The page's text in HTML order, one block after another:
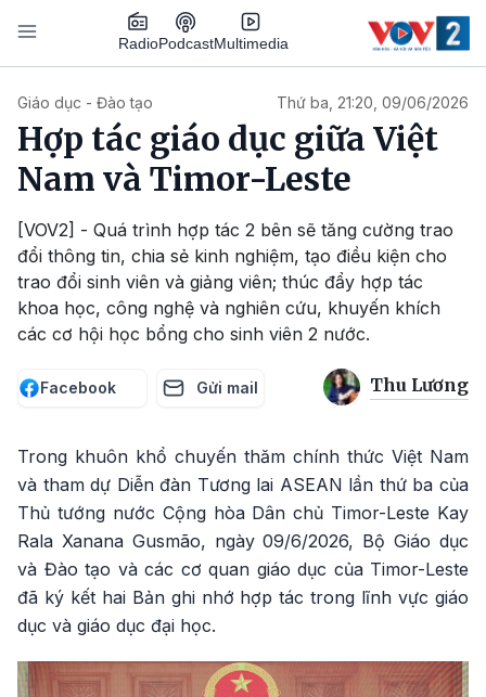
Nhảy đến nội dung
RadioPodcastMultimedia
Giáo dục - Đào tạo Thứ ba, 21:20, 09/06/2026
Hợp tác giáo dục giữa Việt
Nam và Timor-Leste
[VOV2] - Quá trình hợp tác 2 bên sẽ tăng cường trao
đổi thông tin, chia sẻ kinh nghiệm, tạo điều kiện cho
trao đổi sinh viên và giảng viên; thúc đẩy hợp tác
khoa học, công nghệ và nghiên cứu, khuyến khích
các cơ hội học bổng cho sinh viên 2 nước.
Facebook Gửi mail Thu Lương
Trong khuôn khổ chuyến thăm chính thức Việt Nam
và tham dự Diễn đàn Tương lai ASEAN lần thứ ba của
Thủ tướng nước Cộng hòa Dân chủ Timor-Leste Kay
Rala Xanana Gusmão, ngày 09/6/2026, Bộ Giáo dục
và Đào tạo và các cơ quan giáo dục của Timor-Leste
đã ký kết hai Bản ghi nhớ hợp tác trong lĩnh vực giáo
dục và giáo dục đại học.